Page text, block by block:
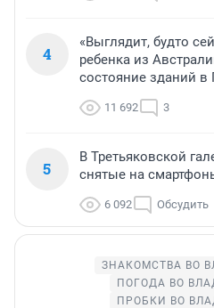
4
«Выглядит, будто
ребенка из
состояние зданий
11 692 3
5
В Третьяковской
снятые на
6 092 Обсудить
ЗНАКОМСТВА ВО
ПОГОДА ВО
ПРОБКИ ВО